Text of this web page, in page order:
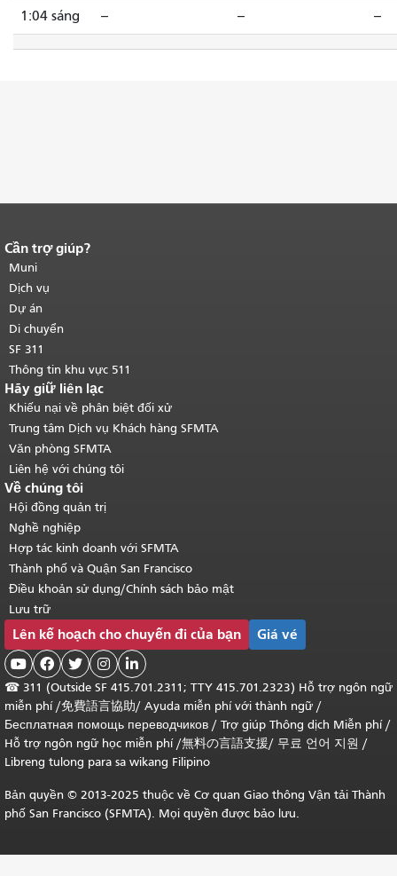
1:04 sáng -- -- --
Kết thúc nội dung trang.
của trang này được lặp lại trên mọi
trang.Quay lại đầu trang nội dung
chính.
Cần trợ giúp?
Muni
Dịch vụ
Dự án
Di chuyển
SF 311
Thông tin khu vực 511
Hãy giữ liên lạc
Khiếu nại về phân biệt đối xử
Trung tâm Dịch vụ Khách hàng SFMTA
Văn phòng SFMTA
Liên hệ với chúng tôi
Về chúng tôi
Hội đồng quản trị
Nghề nghiệp
Hợp tác kinh doanh với SFMTA
Thành phố và Quận San Francisco
Điều khoản sử dụng/Chính sách bảo mật
Lưu trữ
Lên kế hoạch cho chuyến đi của bạn Giá vé
    
☎ 311 (Outside SF 415.701.2311; TTY 415.701.2323) Hỗ trợ ngôn ngữ
miễn phí /免費語言協助/ Ayuda miễn phí với thành ngữ /
Бесплатная помощь переводчиков / Trợ giúp Thông dịch Miễn phí/
Hỗ trợ ngôn ngữ học miễn phí/無料の言語支援/ 무료 언어 지원 /
Libreng tulong para sa wikang Filipino
Bản quyền © 2013-2025 thuộc về Cơ quan Giao thông Vận tải Thành
phố San Francisco (SFMTA). Mọi quyền được bảo lưu.